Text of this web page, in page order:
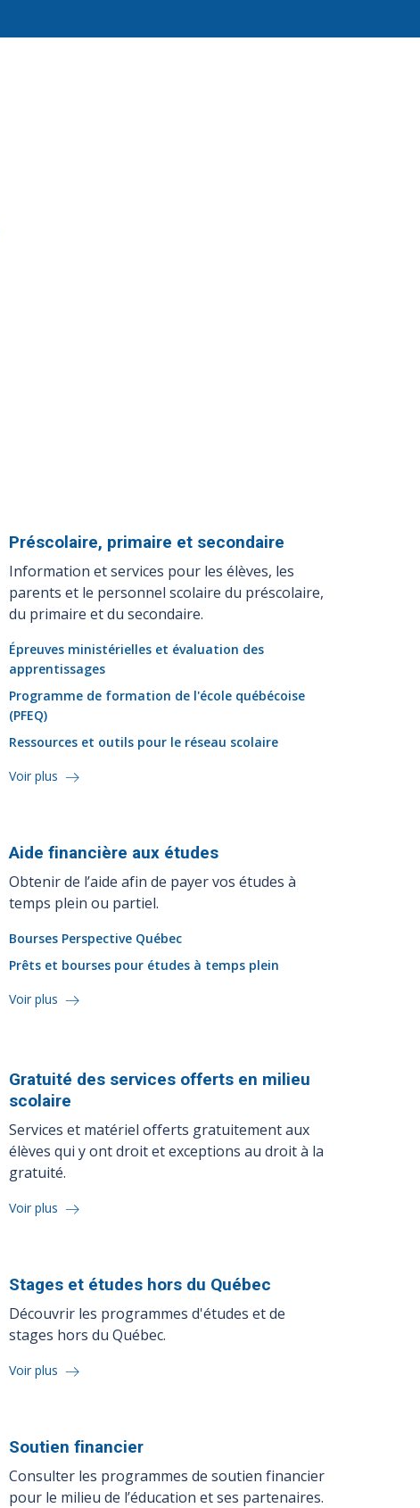
Préscolaire, primaire et secondaire
Information et services pour les élèves, les
parents et le personnel scolaire du préscolaire,
du primaire et du secondaire.
Épreuves ministérielles et évaluation des
apprentissages
Programme de formation de l'école québécoise
(PFEQ)
Ressources et outils pour le réseau scolaire
Voir plus
Aide financière aux études
Obtenir de l’aide afin de payer vos études à
temps plein ou partiel.
Bourses Perspective Québec
Prêts et bourses pour études à temps plein
Voir plus
Gratuité des services offerts en milieu
scolaire
Services et matériel offerts gratuitement aux
élèves qui y ont droit et exceptions au droit à la
gratuité.
Voir plus
Stages et études hors du Québec
Découvrir les programmes d'études et de
stages hors du Québec.
Voir plus
Soutien financier
Consulter les programmes de soutien financier
pour le milieu de l’éducation et ses partenaires.